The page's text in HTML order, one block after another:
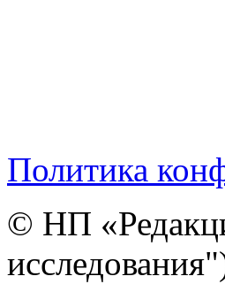
Политика
© НП